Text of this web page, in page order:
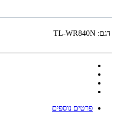
דגם: TL-WR840N
פרטים נוספים